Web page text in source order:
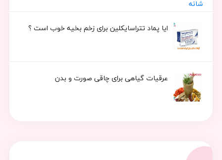
ایا پماد تتراسایکلین برای زخم بخیه خوب است ؟
عرقیات گیاهی برای چاقی صورت و بدن